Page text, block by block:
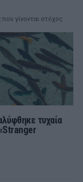
που γίνονται στόχος
τυχαία